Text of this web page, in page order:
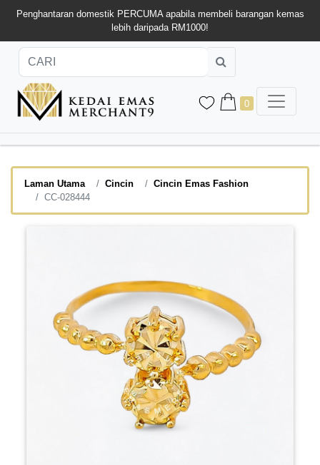
Penghantaran domestik PERCUMA apabila membeli barangan kemas
lebih daripada RM1000!
0
Laman Utama Cincin
Cincin Emas Fashion
CC-028444